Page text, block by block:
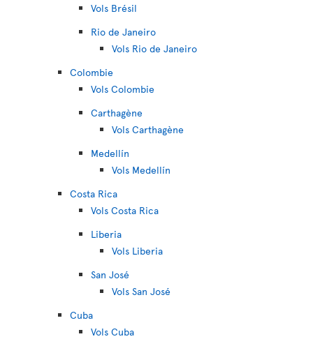
Vols Brésil
Rio de Janeiro
Vols Rio de Janeiro
Colombie
Vols Colombie
Carthagène
Vols Carthagène
Medellín
Vols Medellín
Costa Rica
Vols Costa Rica
Liberia
Vols Liberia
San José
Vols San José
Cuba
Vols Cuba